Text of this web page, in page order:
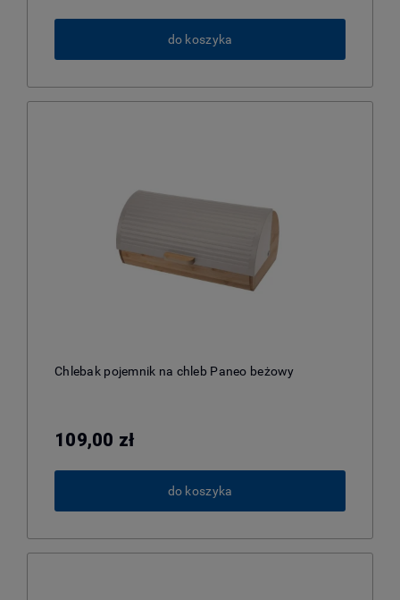
do koszyka
Chlebak pojemnik na chleb Paneo beżowy
109,00 zł
do koszyka